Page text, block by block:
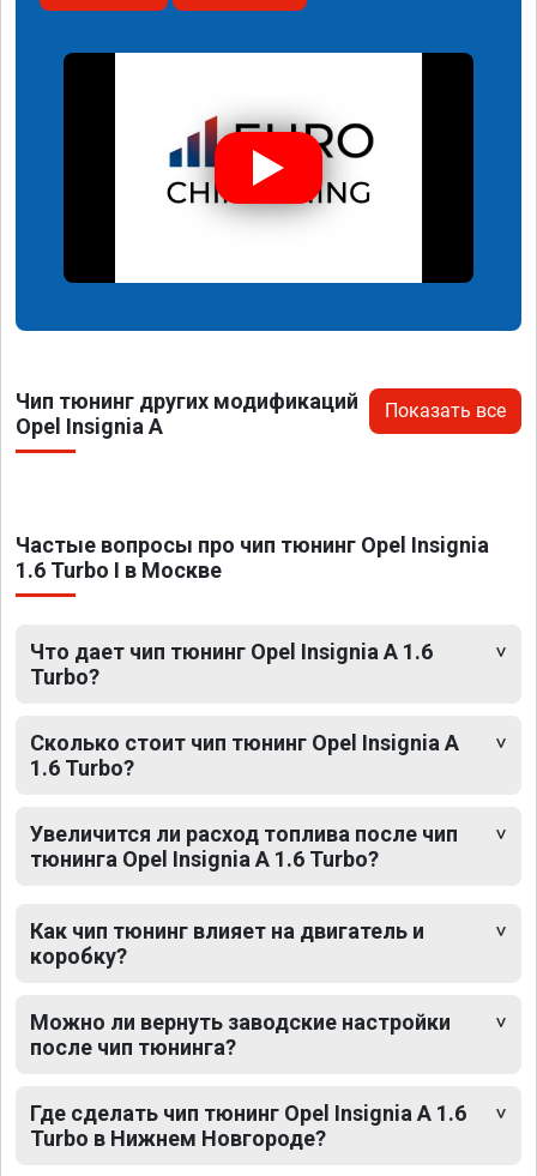
Чип тюнинг других модификаций
Opel Insignia A
Показать все
Частые вопросы про чип тюнинг Opel Insignia
1.6 Turbo I в Москве
Что дает чип тюнинг Opel Insignia A 1.6
Turbo?
Сколько стоит чип тюнинг Opel Insignia A
1.6 Turbo?
Увеличится ли расход топлива после чип
тюнинга Opel Insignia A 1.6 Turbo?
Как чип тюнинг влияет на двигатель и
коробку?
Можно ли вернуть заводские настройки
после чип тюнинга?
Где сделать чип тюнинг Opel Insignia A 1.6
Turbo в Нижнем Новгороде?